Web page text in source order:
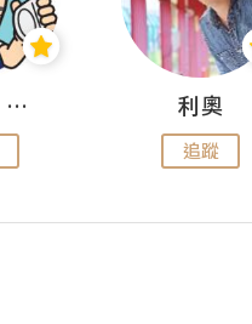
裝修佬 - 香港一站式網上裝修平台 利奧
追蹤